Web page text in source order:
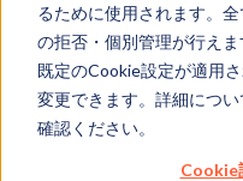
るために使用されます。
の拒否・個別管理が行えま
既定のCookie設定が適用
変更できます。詳細につ
確認ください。
Cookie
Eight 企
アムと